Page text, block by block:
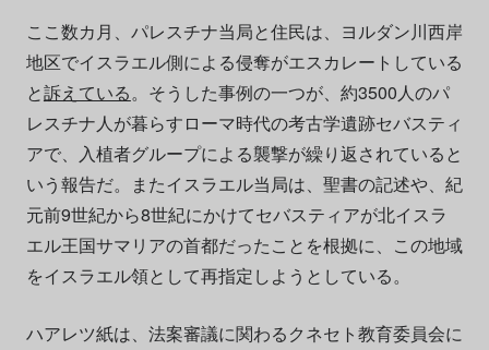
ここ数カ月、パレスチナ当局と住民は、ヨルダン川西岸
地区でイスラエル側による侵奪がエスカレートしている
と訴えている。そうした事例の一つが、約3500人のパ
レスチナ人が暮らすローマ時代の考古学遺跡セバスティ
アで、入植者グループによる襲撃が繰り返されていると
いう報告だ。またイスラエル当局は、聖書の記述や、紀
元前9世紀から8世紀にかけてセバスティアが北イスラ
エル王国サマリアの首都だったことを根拠に、この地域
をイスラエル領として再指定しようとしている。
ハアレツ紙は、法案審議に関わるクネセト教育委員会に